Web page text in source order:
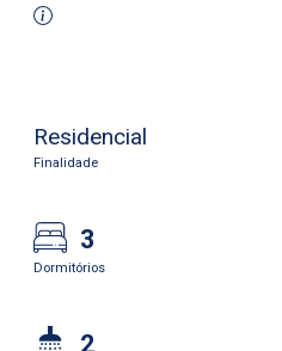
Residencial
Finalidade
3
Dormitórios
2